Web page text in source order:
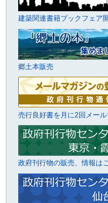
建築関連書籍ブックフェア
郷土本販売
売行良好書を月に2回メー
政府刊行物の販売、情報は